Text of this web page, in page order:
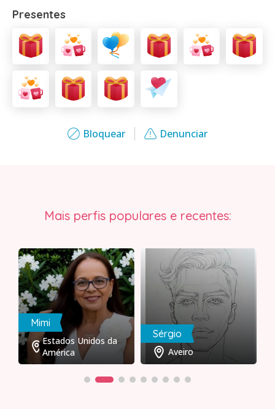
Bloquear Denunciar
Presentes
Mais perfis populares e recentes:
Mimi
Estados Unidos da
América
Sérgio
Aveiro